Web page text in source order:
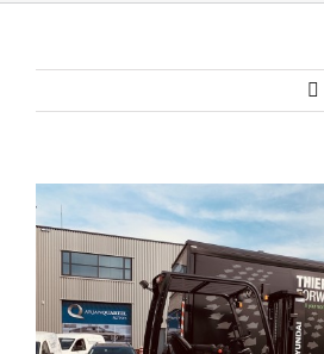
Bekijk
grotere
afbeelding